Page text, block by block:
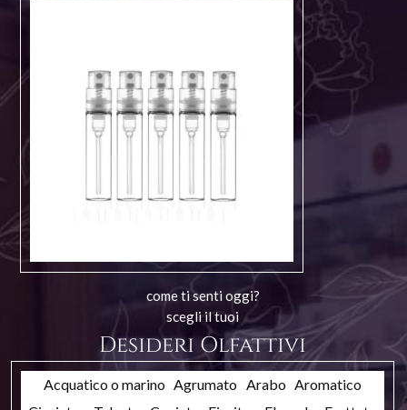
come ti senti oggi?
scegli il tuoi
Desideri Olfattivi
Acquatico o marino Agrumato Arabo Aromatico